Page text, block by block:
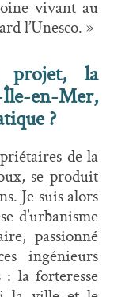
vivant au
l’Unesco. »
projet, la
en-Mer,
?
de la
se produit
Je suis alors
d’urbanisme
passionné
ingénieurs
la forteresse